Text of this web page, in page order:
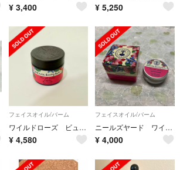
¥ 3,400 ¥ 5,250
フェイスオイル/バーム
ワイルドローズ ビューティバーム 50g
¥ 4,580
フェイスオイル/バーム
ニールズヤード ワイルドローズビューティバーム 15g✖️2
¥ 4,000